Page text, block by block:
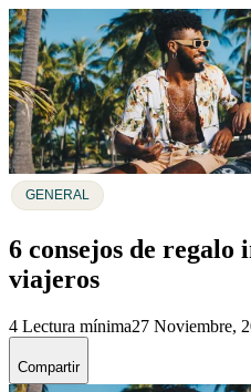
GENERAL
6 consejos de regalo
viajeros
4 Lectura mínima27 Noviembre,
Compartir